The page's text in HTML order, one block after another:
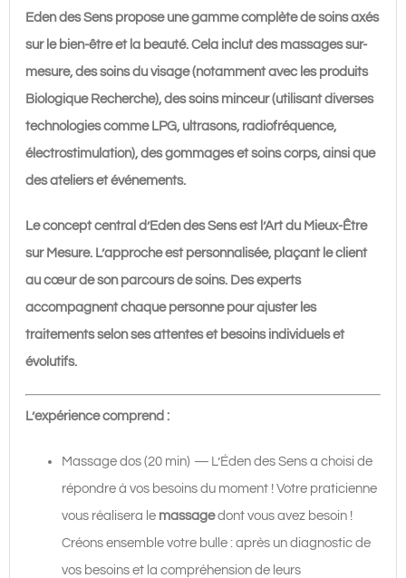
Eden des Sens propose une gamme complète de soins axés
sur le bien-être et la beauté. Cela inclut des massages sur-
mesure, des soins du visage (notamment avec les produits
Biologique Recherche), des soins minceur (utilisant diverses
technologies comme LPG, ultrasons, radiofréquence,
électrostimulation), des gommages et soins corps, ainsi que
des ateliers et événements.
Le concept central d’Eden des Sens est l’Art du Mieux-Être
sur Mesure. L’approche est personnalisée, plaçant le client
au cœur de son parcours de soins. Des experts
accompagnent chaque personne pour ajuster les
traitements selon ses attentes et besoins individuels et
évolutifs.
L’expérience comprend :
Massage dos (20 min) —
L’Éden des Sens a choisi de
répondre à vos besoins du moment ! Votre praticienne
vous réalisera le massagedont vous avez besoin !
Créons ensemble votre bulle : après un diagnostic de
vos besoins et la compréhension de leurs